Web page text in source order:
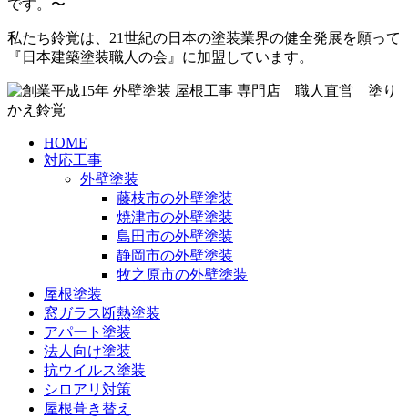
私たち鈴覚は、21世紀の日本の塗装業界の健全発展を願って
『日本建築塗装職人の会』に加盟しています。
HOME
対応工事
外壁塗装
藤枝市の外壁塗装
焼津市の外壁塗装
島田市の外壁塗装
静岡市の外壁塗装
牧之原市の外壁塗装
屋根塗装
窓ガラス断熱塗装
アパート塗装
法人向け塗装
抗ウイルス塗装
シロアリ対策
屋根葺き替え